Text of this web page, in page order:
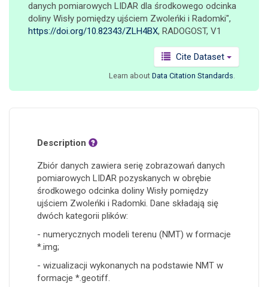
danych pomiarowych LIDAR dla środkowego odcinka
doliny Wisły pomiędzy ujściem Zwoleńki i Radomki",
https://doi.org/10.82343/ZLH4BX, RADOGOST, V1
Cite Dataset
Learn aboutData Citation Standards.
Description
Zbiór danych zawiera serię zobrazowań danych
pomiarowych LIDAR pozyskanych w obrębie
środkowego odcinka doliny Wisły pomiędzy
ujściem Zwoleńki i Radomki. Dane składają się
dwóch kategorii plików:
- numerycznych modeli terenu (NMT) w formacje
*.img;
- wizualizacji wykonanych na podstawie NMT w
formacje *.geotiff.